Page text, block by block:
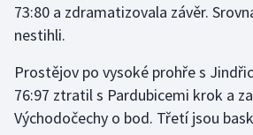
Lyže a snowboard
Moderní pětiboj
Motorsport
73:80 a zdramatizovala závěr.
nestihli.
Prostějov po vysoké prohře s
76:97 ztratil s Pardubicemi krok a
Východočechy o bod. Třetí jsou